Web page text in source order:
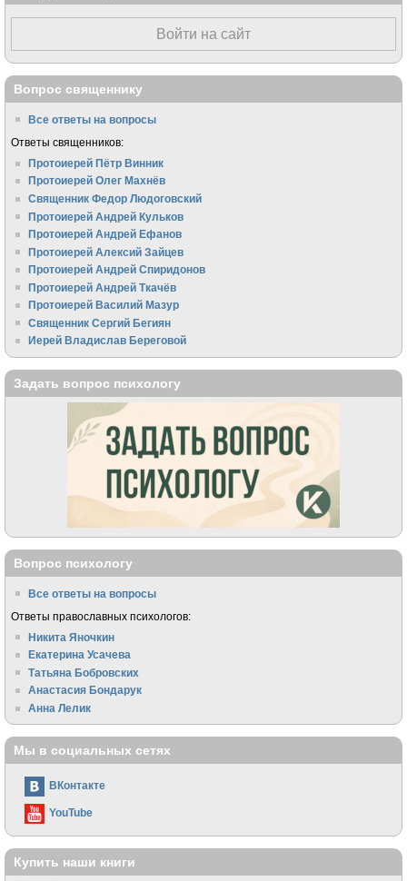
Войти на сайт
Вопрос священнику
Все ответы на вопросы
Ответы священников:
Протоиерей Пётр Винник
Протоиерей Олег Махнёв
Священник Федор Людоговский
Протоиерей Андрей Кульков
Протоиерей Андрей Ефанов
Протоиерей Алексий Зайцев
Протоиерей Андрей Спиридонов
Протоиерей Андрей Ткачёв
Протоиерей Василий Мазур
Священник Сергий Бегиян
Иерей Владислав Береговой
Задать вопрос психологу
Вопрос психологу
Все ответы на вопросы
Ответы православных психологов:
Никита Яночкин
Екатерина Усачева
Татьяна Бобровских
Анастасия Бондарук
Анна Лелик
Мы в социальных сетях
ВКонтакте
YouTube
Купить наши книги